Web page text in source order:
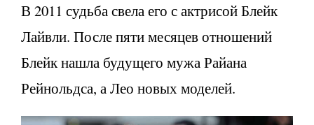
В 2011 судьба свела его с актрисой Блейк
Лайвли. После пяти месяцев отношений
Блейк нашла будущего мужа Райана
Рейнольдса, а Лео новых моделей.